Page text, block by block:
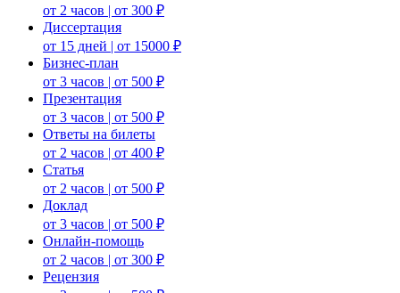
от 2 часов | от 300 ₽
Диссертация
от 15 дней | от 15000 ₽
Бизнес-план
от 3 часов | от 500 ₽
Презентация
от 3 часов | от 500 ₽
Ответы на билеты
от 2 часов | от 400 ₽
Статья
от 2 часов | от 500 ₽
Доклад
от 3 часов | от 500 ₽
Онлайн-помощь
от 2 часов | от 300 ₽
Рецензия